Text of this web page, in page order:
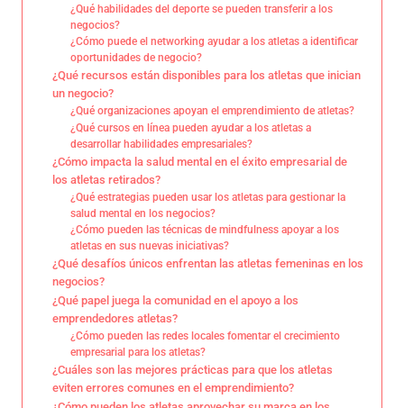
¿Qué habilidades del deporte se pueden transferir a los
negocios?
¿Cómo puede el networking ayudar a los atletas a identificar
oportunidades de negocio?
¿Qué recursos están disponibles para los atletas que inician
un negocio?
¿Qué organizaciones apoyan el emprendimiento de atletas?
¿Qué cursos en línea pueden ayudar a los atletas a
desarrollar habilidades empresariales?
¿Cómo impacta la salud mental en el éxito empresarial de
los atletas retirados?
¿Qué estrategias pueden usar los atletas para gestionar la
salud mental en los negocios?
¿Cómo pueden las técnicas de mindfulness apoyar a los
atletas en sus nuevas iniciativas?
¿Qué desafíos únicos enfrentan las atletas femeninas en los
negocios?
¿Qué papel juega la comunidad en el apoyo a los
emprendedores atletas?
¿Cómo pueden las redes locales fomentar el crecimiento
empresarial para los atletas?
¿Cuáles son las mejores prácticas para que los atletas
eviten errores comunes en el emprendimiento?